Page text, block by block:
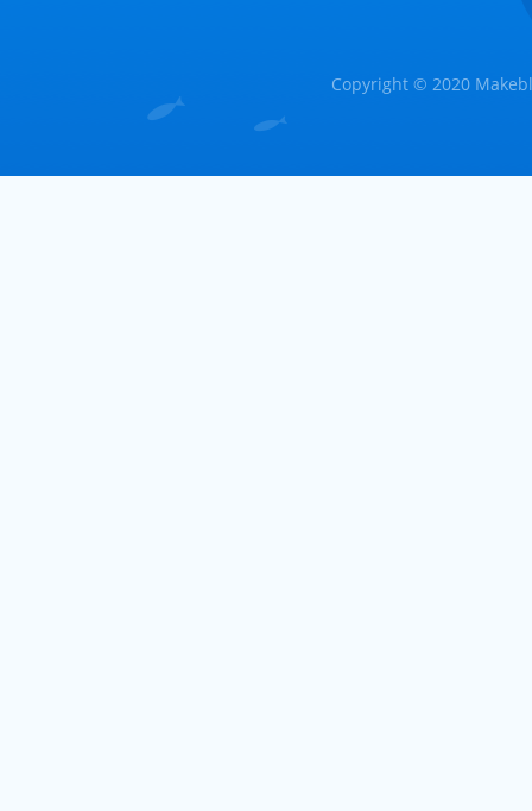
Copyright © 2020